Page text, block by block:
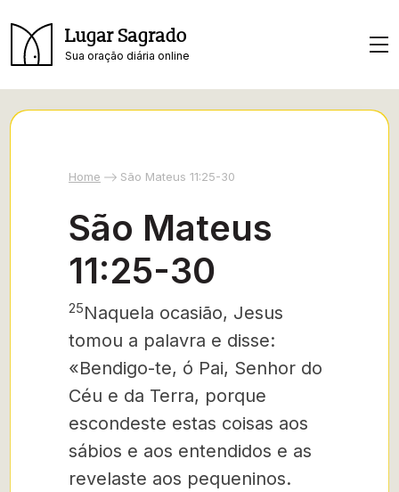
Lugar Sagrado
Sua oração diária online
Home São Mateus 11:25-30
São Mateus
11:25-30
25Naquela ocasião, Jesus
tomou a palavra e disse:
«Bendigo-te, ó Pai, Senhor do
Céu e da Terra, porque
escondeste estas coisas aos
sábios e aos entendidos e as
revelaste aos pequeninos.